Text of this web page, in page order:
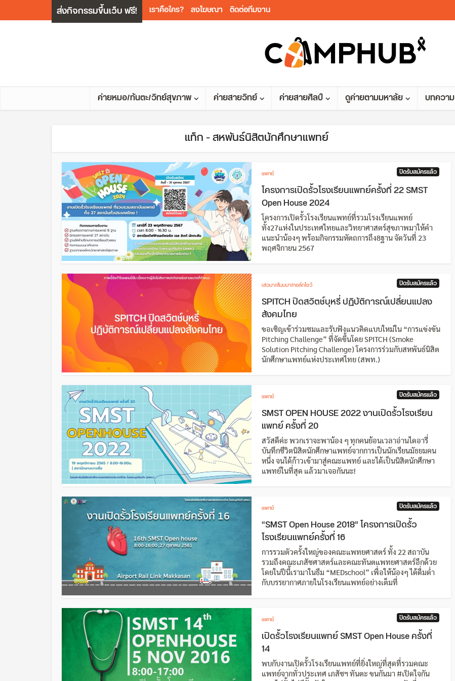
ส่งกิจกรรมขึ้นเว็บ ฟรี! เราคือใคร? ลงโฆษณา ติดต่อทีมงาน
ค่ายหมอ/ทันตะ/วิทย์สุขภาพ ค่ายสายวิทย์ ค่ายสายศิลป์ ดูค่ายตามมหาลัย บทความ
แท็ก - สหพันธ์นิสิตนักศึกษาแพทย์
แพทย์ ปิดรับสมัครแล้ว
โครงการเปิดรั้วโรงเรียนแพทย์ครั้งที่ 22 SMST
Open House 2024
โครงการเปิดรั้วโรงเรียนแพทย์ที่รวมโรงเรียนแพทย์
ทั้ง27แห่งในประเทศไทยและวิทยาศาสตร์สุขภาพมาให้คำ
แนะนำน้องๆ พร้อมกิจกรรมหัตถการถึง8ฐาน จัดวันที่ 23
พฤศจิกายน 2567
เสวนา/สัมมนา/ทอล์กโชว์ ปิดรับสมัครแล้ว
SPITCH ปิดสวิตช์บุหรี่ ปฏิบัติการณ์เปลี่ยนแปลง
สังคมไทย
ขอเชิญเข้าร่วมชมและรับฟังแนวคิดแบบใหม่ใน “การแข่งขัน
Pitching Challenge” ที่จัดขึ้นโดย SPITCH (Smoke
Solution Pitching Challenge) โครงการร่วมกับสหพันธ์นิสิต
นักศึกษาแพทย์แห่งประเทศไทย (สพท.)
แพทย์ ปิดรับสมัครแล้ว
SMST OPEN HOUSE 2022 งานเปิดรั้วโรงเรียน
แพทย์ ครั้งที่ 20
สวัสดีค่ะ พวกเราจะพาน้อง ๆ ทุกคนย้อนเวลาอ่านไดอารี่
บันทึกชีวิตนิสิตนักศึกษาแพทย์จากการเป็นนักเรียนมัธยมคน
หนึ่ง จนได้ก้าวเข้ามาสู่คณะแพทย์ และได้เป็นนิสิตนักศึกษา
แพทย์ในที่สุด แล้วมาเจอกันนะ!
แพทย์ ปิดรับสมัครแล้ว
“SMST Open House 2018” โครงการเปิดรั้ว
โรงเรียนแพทย์ครั้งที่ 16
การรวมตัวครั้งใหญ่ของคณะแพทยศาสตร์ ทั้ง 22 สถาบัน
รวมถึงคณะเภสัชศาสตร์และคณะทันตแพทยศาสตร์อีกด้วย
โดยในปีนี้เรามาในธีม “MEDschool” เพื่อให้น้องๆ ได้ดื่มด่ำ
กับบรรยากาศภายในโรงเรียนแพทย์อย่างเต็มที่
แพทย์ ปิดรับสมัครแล้ว
เปิดรั้วโรงเรียนแพทย์ SMST Open House ครั้งที่
14
พบกับงานเปิดรั้วโรงเรียนแพทย์ที่ยิ่งใหญ่ที่สุดที่รวมคณะ
แพทย์จากทั่วประเทศ เภสัชฯ ทันตะ ขนกันมา #เปิดใจกัน